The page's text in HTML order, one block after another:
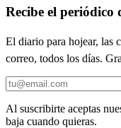
Recibe el periódico
El diario para hojear, las
correo, todos los días.
Al suscribirte aceptas
baja cuando quieras.